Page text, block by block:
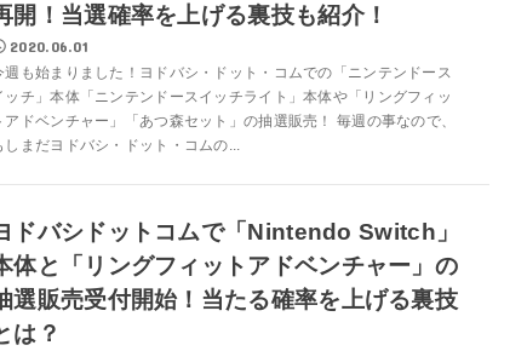
開！当選確率を上げる裏技も紹介！
2020.06.01
週も始まりました！ヨドバシ・ドット・コムでの「ニンテンドース
ッチ」本体「ニンテンドースイッチライト」本体や「リングフィッ
アドベンチャー」「あつ森セット」の抽選販売！ 毎週の事なので、
しまだヨドバシ・ドット・コムの...
ドバシドットコムで「Nintendo Switch」
体と「リングフィットアドベンチャー」の
選販売受付開始！当たる確率を上げる裏技
は？